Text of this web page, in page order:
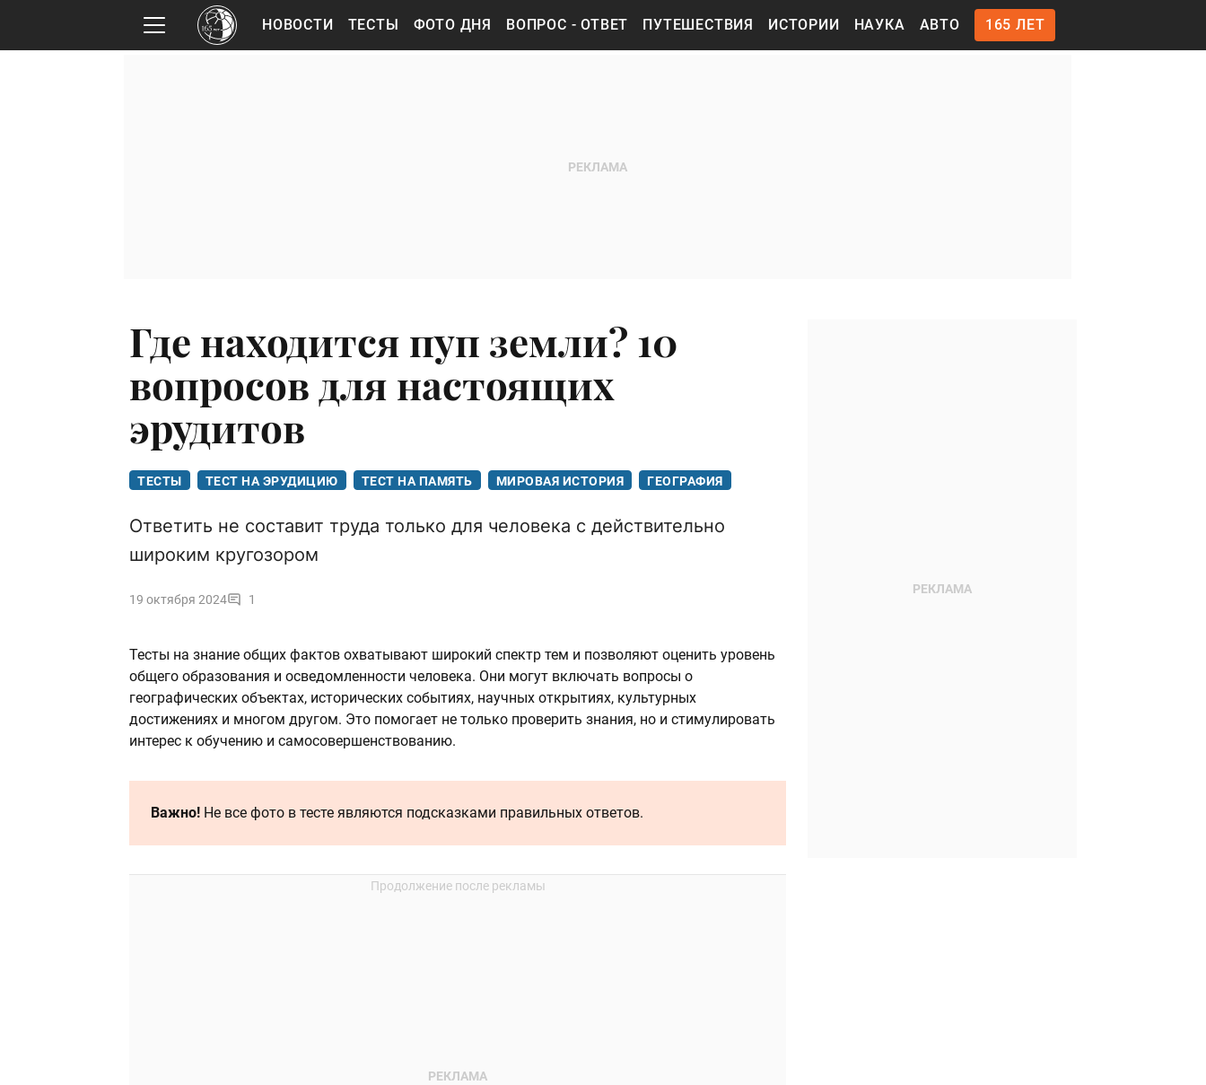
НОВОСТИ ТЕСТЫ ФОТО ДНЯ ВОПРОС - ОТВЕТ ПУТЕШЕСТВИЯ ИСТОРИИ НАУКА АВТО 165 ЛЕТ
Где находится пуп земли? 10
вопросов для настоящих
эрудитов
ТЕСТЫ ТЕСТ НА ЭРУДИЦИЮ ТЕСТ НА ПАМЯТЬ МИРОВАЯ ИСТОРИЯ ГЕОГРАФИЯ
Ответить не составит труда только для человека с действительно
широким кругозором
19 октября 2024 1
Тесты на знание общих фактов охватывают широкий спектр тем и позволяют оценить уровень
общего образования и осведомленности человека. Они могут включать вопросы о
географических объектах, исторических событиях, научных открытиях, культурных
достижениях и многом другом. Это помогает не только проверить знания, но и стимулировать
интерес к обучению и самосовершенствованию.
Важно! Не все фото в тесте являются подсказками правильных ответов.